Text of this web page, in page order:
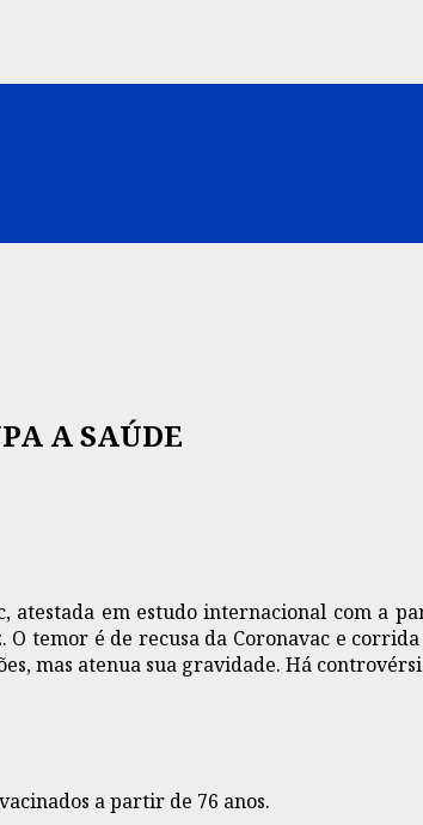
A SAÚDE
em estudo internacional com a
temor é de recusa da Coronavac e
mas atenua sua gravidade. Há
a partir de 76 anos.